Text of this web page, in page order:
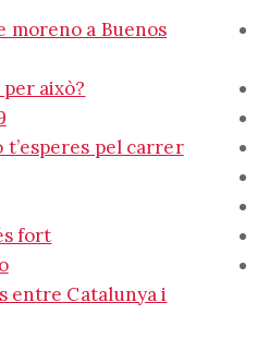
moreno a Buenos
això?
t’esperes pel carrer
fort
entre Catalunya i